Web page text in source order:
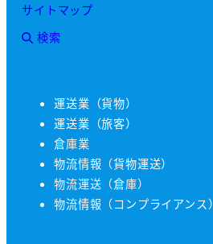
サイトマップ
検索
運送業（貨物）
運送業（旅客）
倉庫業
物流情報（貨物運送）
物流運送（倉庫）
物流情報（コンプライアンス）